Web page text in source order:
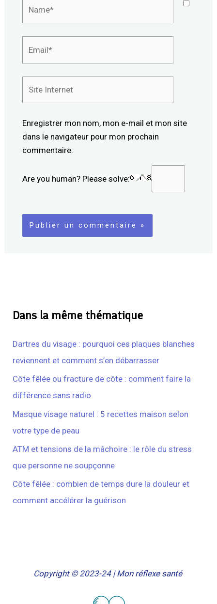
Enregistrer mon nom, mon e-mail et mon site
dans le navigateur pour mon prochain
commentaire.
Are you human? Please solve:
Dans la même thématique
Dartres du visage : pourquoi ces plaques blanches
reviennent et comment s’en débarrasser
Côte fêlée ou fracture de côte : comment faire la
différence sans radio
Masque visage naturel : 5 recettes maison selon
votre type de peau
ATM et tensions de la mâchoire : le rôle du stress
que personne ne soupçonne
Côte fêlée : combien de temps dure la douleur et
comment accélérer la guérison
Copyright © 2023-24 | Mon réflexe santé